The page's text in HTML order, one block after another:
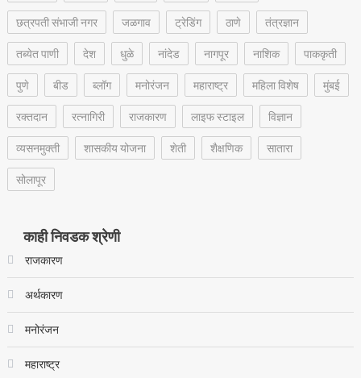
छत्रपती संभाजी नगर
जळगाव ट्रेडिंग ठाणे
तंत्रज्ञान
तब्येत पाणी
देश धुळे नांदेड नागपूर नाशिक
पाककृती
पुणे
बीड ब्लॉग मनोरंजन महाराष्ट्र महिला विशेष
मुंबई
रक्‍तदान
रत्नागिरी राजकारण लाइफ स्टाइल
विज्ञान
व्यसनमुक्ती
शासकीय योजना शेती शैक्षणिक
सातारा
सोलापूर
काही निवडक श्रेणी
राजकारण
अर्थकारण
मनोरंजन
महाराष्ट्र